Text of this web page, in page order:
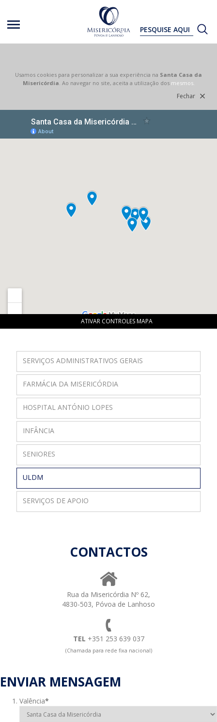
Usamos cookies para personalizar a sua experiência na Santa Casa da
Misericórdia. Ao navegar no site, aceita a utilização dos mesmos.
Toggle
navigation
ATIVAR CONTROLES MAPA
SERVIÇOS ADMINISTRATIVOS GERAIS
FARMÁCIA DA MISERICÓRDIA
HOSPITAL ANTÓNIO LOPES
INFÂNCIA
SENIORES
ULDM
SERVIÇOS DE APOIO
CONTACTOS
Rua da Misericórdia Nº 62,
4830-503, Póvoa de Lanhoso
TEL +351 253 639 037
(Chamada para rede fixa nacional)
ENVIAR MENSAGEM
Valência*